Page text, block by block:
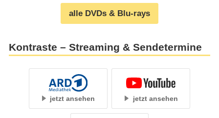
alle DVDs & Blu-rays
Kontraste – Streaming & Sendetermine
jetzt ansehen jetzt ansehen